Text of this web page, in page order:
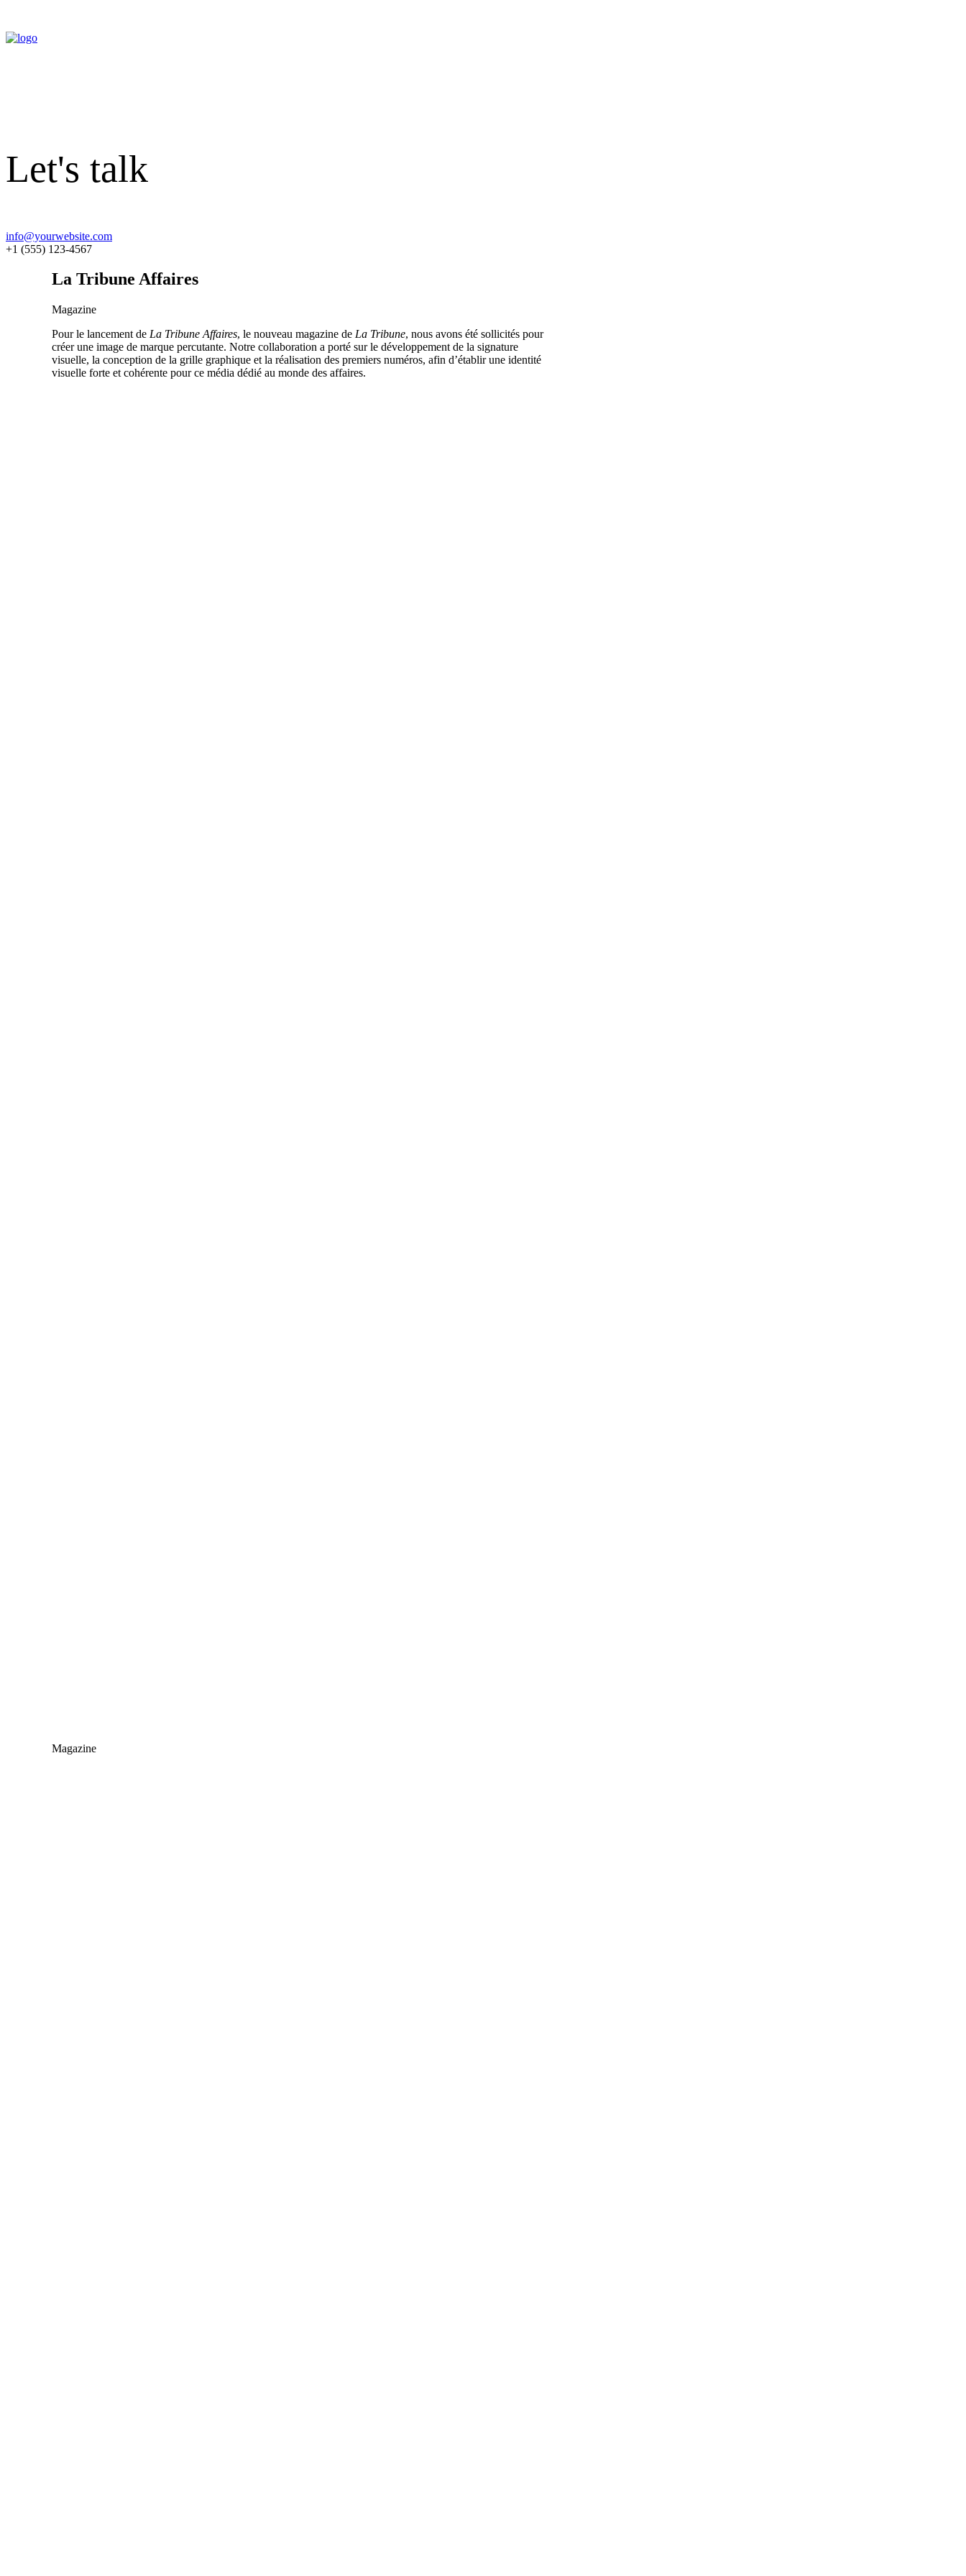
Let's talk
info@yourwebsite.com
+1 (555) 123-4567
La Tribune Affaires
Magazine
Pour le lancement de La Tribune Affaires, le nouveau magazine de La Tribune, nous avons été sollicités pour
créer une image de marque percutante. Notre collaboration a porté sur le développement de la signature
visuelle, la conception de la grille graphique et la réalisation des premiers numéros, afin d’établir une identité
visuelle forte et cohérente pour ce média dédié au monde des affaires.
Magazine